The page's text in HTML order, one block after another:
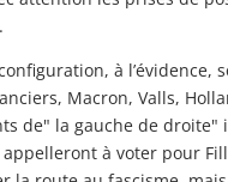
à l’évidence,
Macron, Valls,
de" la gauche de droite"
appelleront à voter pour